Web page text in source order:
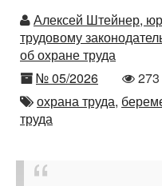
Автор
Алексей Штейнер,
трудовому
об охране труда
Номер
№ 05/2026
273
Автор
охрана труда,
труда